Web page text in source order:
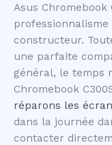
Asus Chromebook
constructeur.
une parfaite
général, le temps
Chromebook
réparons les
dans la journée
contacter